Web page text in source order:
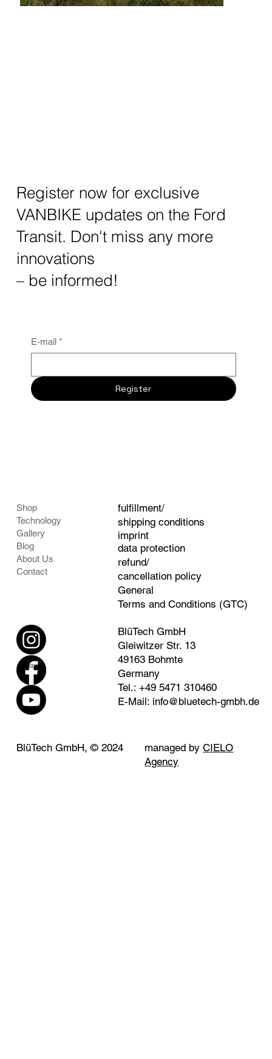
Register now for exclusive
VANBIKE updates on the Ford
Transit. Don't miss any more
innovations
– be informed!
E-mail *
Register
Shop
Technology
Gallery
Blog
About Us
Contact
imprint
data protection
fulfillment/
shipping conditions
refund/
cancellation policy
General
Terms and Conditions (GTC)
BlüTech GmbH
Gleiwitzer Str. 13
49163 Bohmte
Germany
Tel.: +49 5471 310460
E-Mail: info@bluetech-gmbh.de
SOCIAL
BlüTech GmbH, © 2024 managed byCIELO
Agency